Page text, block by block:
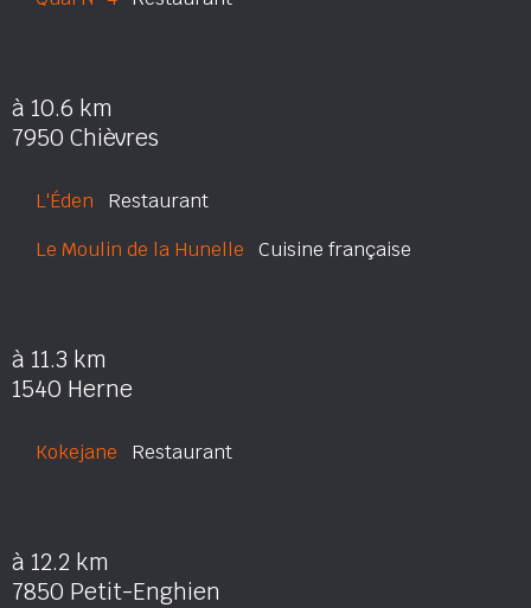
à 10.6 km
7950 Chièvres
L'Éden Restaurant
Le Moulin de la Hunelle Cuisine française
à 11.3 km
1540 Herne
Kokejane Restaurant
à 12.2 km
7850 Petit-Enghien